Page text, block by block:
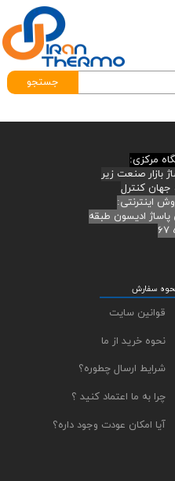
جستجو
مرکزی:
بازار صنعت زیر
اینترنتی:
پاساژ ادیسون طبقه
سفارش
قوانین سایت
نحوه خرید از ما
شرایط ارسال چطوره؟
چرا به ما اعتماد کنید ؟
آیا امکان عودت وجود داره؟